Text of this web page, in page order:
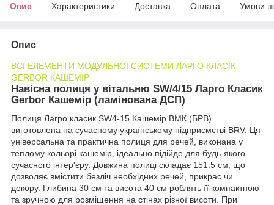
Опис Характеристики Доставка Оплата Умови
Опис
ВСI ЕЛЕМЕНТИ МОДУЛЬНОЇ СИСТЕМИ ЛАРГО КЛАСІК
GERBOR КАШЕМІР
Навісна полиця у вітальню SW/4/15 Ларго Класик
Gerbor Кашемір (ламінована ДСП)
Полиця Лагро класик SW4-15 Кашемір ВМК (БРВ)
виготовлена ​​на сучасному українському підприємстві BRV. Ця
універсальна та практична полиця для речей, виконана у
теплому кольорі кашемір, ідеально підійде для будь-якого
сучасного інтер'єру. Довжина полиці складає 151.5 см, що
дозволяє вмістити безліч необхідних речей, прикрас чи
декору. Глибина 30 см та висота 40 см роблять її компактною
та зручною для розміщення на стінах різної висоти. При